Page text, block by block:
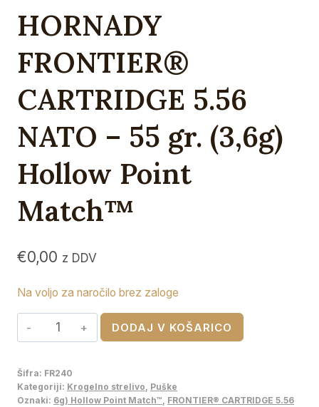
HORNADY
FRONTIER®
CARTRIDGE 5.56
NATO – 55 gr. (3,6g)
Hollow Point
Match™
€0,00 z DDV
Na voljo za naročilo brez zaloge
HORNADY
FRONTIER®
5.56
NATO
DODAJ V KOŠARICO
Šifra: FR240
Kategoriji: Krogelno strelivo Puške
Oznaki: 6g) Hollow Point Match™ FRONTIER® CARTRIDGE 5.56